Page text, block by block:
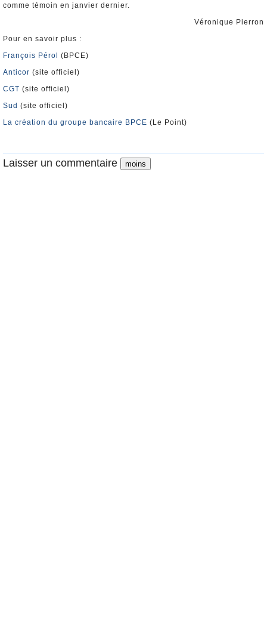
comme témoin en janvier dernier.
Véronique Pierron
Pour en savoir plus :
François Pérol
(BPCE)
Anticor (site officiel)
CGT (site officiel)
Sud (site officiel)
La création du groupe bancaire BPCE (Le Point)
Laisser un commentaire